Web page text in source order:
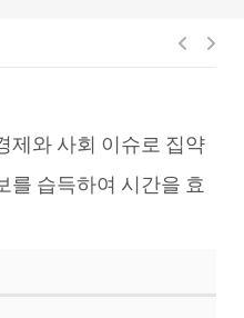
글
게
이
제와 사회 이슈로 집약
를 습득하여 시간을 효